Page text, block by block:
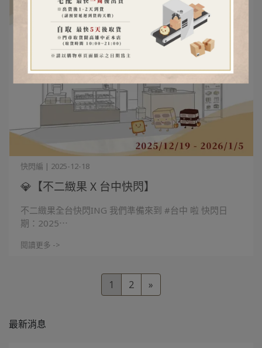
💎【不二緻果 X 台中快閃】
快閃編 | 2025-12-18
不二緻果全台快閃ING 我們準備來到 #台中 啦 快閃日
期：2025⋯
閱讀更多 ->
1 2 »
最新消息